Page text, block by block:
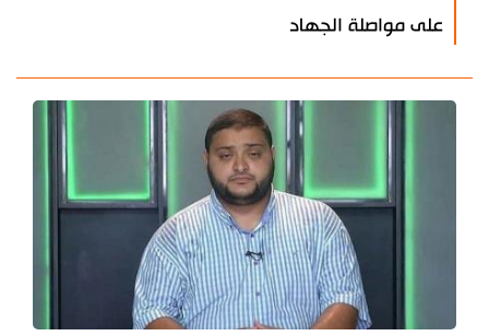
على مواصلة الجهاد